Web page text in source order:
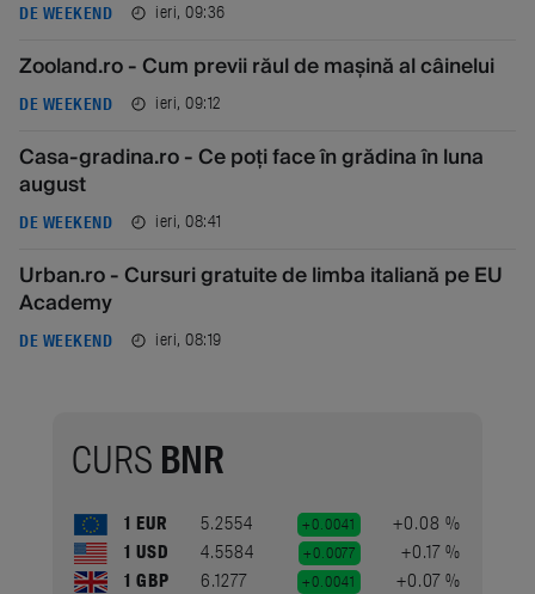
DE WEEKEND ieri, 09:36
Zooland.ro - Cum previi răul de mașină al câinelui
DE WEEKEND ieri, 09:12
Casa-gradina.ro - Ce poți face în grădina în luna
august
DE WEEKEND ieri, 08:41
Urban.ro - Cursuri gratuite de limba italiană pe EU
Academy
DE WEEKEND ieri, 08:19
CURS BNR
1 EUR 5.2554 +0.0041
+0.08 %
1 USD
4.5584 +0.0077
+0.17 %
1 GBP
6.1277 +0.0041
+0.07 %